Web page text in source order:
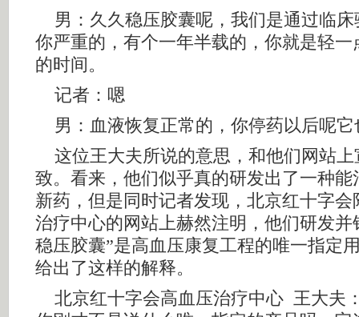
男：久久稳压胶囊呢，我们是通过临床
你严重的，有个一年半载的，你就是轻一
的时间。
记者：嗯
男：血液恢复正常的，你停药以后呢它
这位王大夫所说的意思，和他们网站上
致。看来，他们似乎真的研发出了一种能
新药，但是同时记者发现，北京红十字会
治疗中心的网站上赫然注明，他们研发并
稳压胶囊”是高血压康复工程的唯一指定
给出了这样的解释。
北京红十字会高血压治疗中心 王大夫